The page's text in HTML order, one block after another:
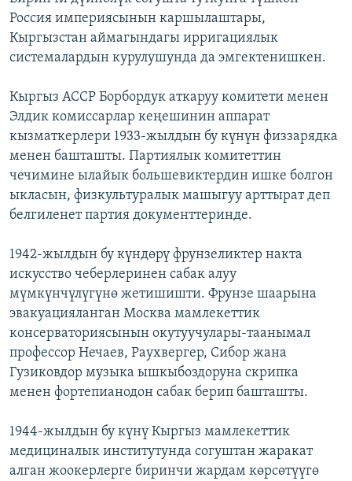
Россия империясынын каршылаштары,
Кыргызстан аймагындагы ирригациялык
системалардын курулушунда да эмгектенишкен.
Кыргыз АССР Борбордук аткаруу комитети менен
Элдик комиссарлар кеңешинин аппарат
кызматкерлери 1933-жылдын бу күнүн физзарядка
менен башташты. Партиялык комитеттин
чечимине ылайык большевиктердин ишке болгон
ыкласын, физкультуралык машыгуу арттырат деп
белгиленет партия документтеринде.
1942-жылдын бу күндөрү фрунзеликтер накта
искусство чеберлеринен сабак алуу
мүмкүнчүлүгүнө жетишишти. Фрунзе шаарына
эвакуацияланган Москва мамлекеттик
консерваториясынын окутуучулары-таанымал
профессор Нечаев, Раухвергер, Сибор жана
Гузиковдор музыка ышкыбоздоруна скрипка
менен фортепианодон сабак берип башташты.
1944-жылдын бу күнү Кыргыз мамлекеттик
медициналык институтунда согуштан жаракат
алган жоокерлерге биринчи жардам көрсөтүүгө